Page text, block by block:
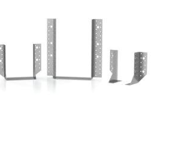
Scarpe metalliche BSA
ROTHOBLAAS